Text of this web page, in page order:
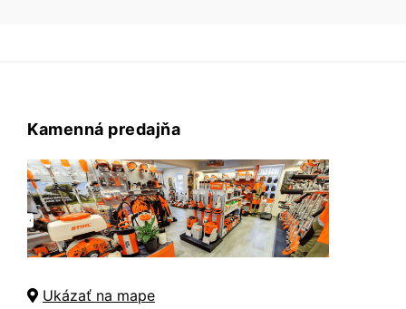
Kamenná predajňa
Ukázať na mape